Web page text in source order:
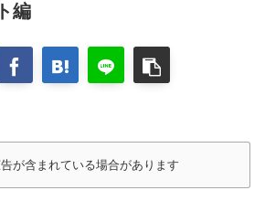
編
が含まれている場合があります